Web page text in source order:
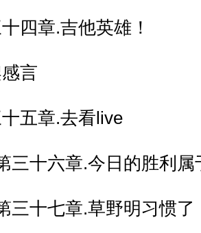
四章.吉他英雄！
言
五章.去看live
三十六章.今日的胜利属
三十七章.草野明习惯了